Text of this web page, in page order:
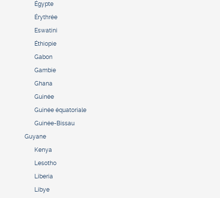
Égypte
Érythrée
Eswatini
Éthiopie
Gabon
Gambie
Ghana
Guinée
Guinée équatoriale
Guinée-Bissau
Guyane
Kenya
Lesotho
Liberia
Libye